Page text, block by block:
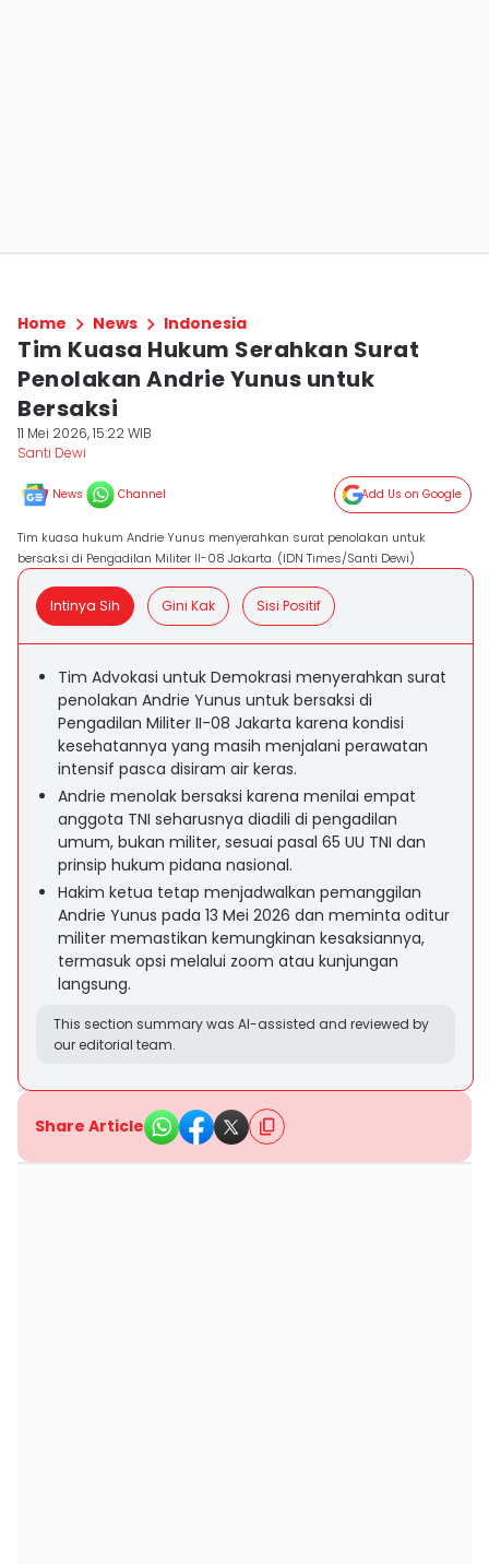
Home News Indonesia
Tim Kuasa Hukum Serahkan Surat
Penolakan Andrie Yunus untuk
Bersaksi
11 Mei 2026, 15:22 WIB
Santi Dewi
News Channel Add Us on Google
Tim kuasa hukum Andrie Yunus menyerahkan surat penolakan untuk
bersaksi di Pengadilan Militer II-08 Jakarta. (IDN Times/Santi Dewi)
Intinya Sih Gini Kak Sisi Positif
Tim Advokasi untuk Demokrasi menyerahkan surat
penolakan Andrie Yunus untuk bersaksi di
Pengadilan Militer II-08 Jakarta karena kondisi
kesehatannya yang masih menjalani perawatan
intensif pasca disiram air keras.
Andrie menolak bersaksi karena menilai empat
anggota TNI seharusnya diadili di pengadilan
umum, bukan militer, sesuai pasal 65 UU TNI dan
prinsip hukum pidana nasional.
Hakim ketua tetap menjadwalkan pemanggilan
Andrie Yunus pada 13 Mei 2026 dan meminta oditur
militer memastikan kemungkinan kesaksiannya,
termasuk opsi melalui zoom atau kunjungan
langsung.
This section summary was AI-assisted and reviewed by
our editorial team.
Share Article